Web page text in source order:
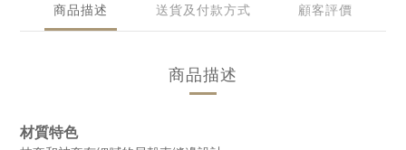
商品描述 送貨及付款方式 顧客評價
商品描述
材質特色